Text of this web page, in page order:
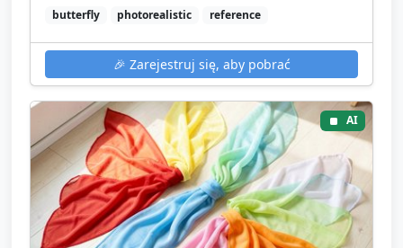
butterfly
photorealistic reference
🎉 Zarejestruj się, aby pobrać
AI